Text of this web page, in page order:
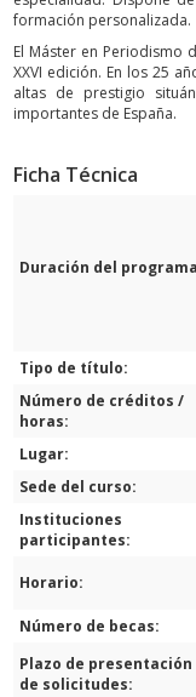
formación personalizada.
El Máster en Periodismo
XXVI edición. En los 25
altas de prestigio
importantes de España.
Ficha Técnica
Duración del
Tipo de título:
Número de créditos /
horas:
Lugar:
Sede del curso:
Instituciones
participantes:
Horario:
Número de becas:
Plazo de presentación
de solicitudes: